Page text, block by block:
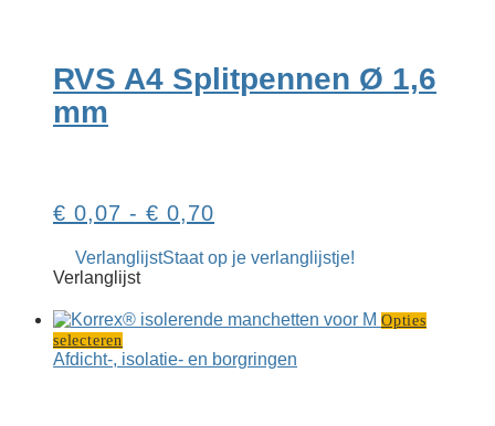
kan
gekozen
RVS A4 Splitpennen Ø 1,6
mm
€ 0,07 - € 0,70
tot
VerlanglijstStaat op je verlanglijstje!
Verlanglijst
Opties
selecteren
product
Afdicht-, isolatie- en borgringen